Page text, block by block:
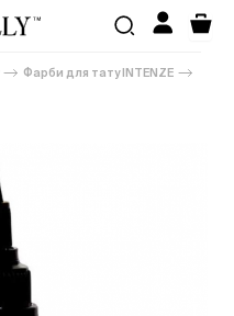
Фарби для тату INTENZE